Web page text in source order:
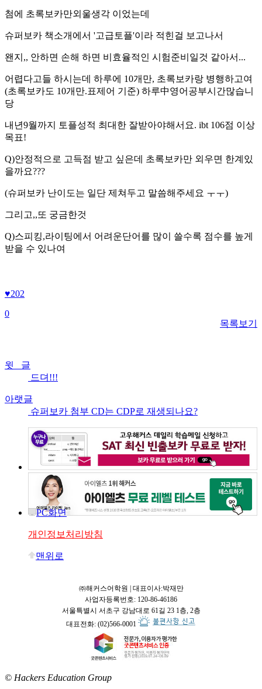
첨에 초록보카만외울생각 이었는데
슈퍼보카 책소개에서 '고급토플'이라 적힌걸 보고나서
왠지,, 안하면 손해 하면 비효율적인 시험준비일것 같아서...
어렵다고들 하시는데 하루에 10개만, 초록보카랑 병행하고여
(초록보카도 10개만.표제어 기준) 하루中영어공부시간많습니
당
내년9월까지 토플성적 최대한 잘받아야해서요. ibt 106점 이상
목표!
Q)안정적으로 고득점 받고 싶은데 초록보카만 외우면 한계있
을까요???
(슈퍼보카 난이도는 일단 제쳐두고 말씀해주세요 ㅜㅜ)
그리고,,또 궁금한것
Q)스피킹,라이팅에서 어려운단어를 많이 쓸수록 점수를 높게
받을 수 있나여
♥202
목록보기
0
윗 글
드뎌!!!
아랫글
슈퍼보카 첨부 CD는 CDP로 재생되나요?
PC화면
개인정보처리방침
맨위로
㈜해커스어학원 | 대표이사:박재만
사업자등록번호: 120-86-46186
서울특별시 서초구 강남대로 61길 23 1층, 2층
대표전화: (02)566-0001
© Hackers Education Group